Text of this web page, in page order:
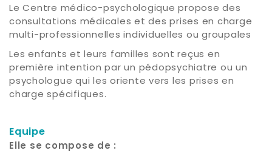
Le Centre médico-psychologique propose des
consultations médicales et des prises en charge
multi-professionnelles individuelles ou groupales
Les enfants et leurs familles sont reçus en
première intention par un pédopsychiatre ou un
psychologue qui les oriente vers les prises en
charge spécifiques.
Equipe
Elle se compose de :